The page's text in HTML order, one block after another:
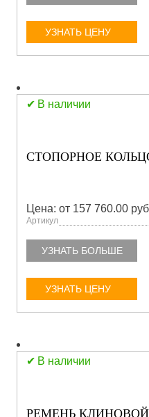
УЗНАТЬ ЦЕНУ
В наличии
СТОПОРНОЕ КОЛЬЦО
Цена: от 157 760.00
Артикул
УЗНАТЬ БОЛЬШЕ
УЗНАТЬ ЦЕНУ
В наличии
РЕМЕНЬ КЛИНОВОЙ